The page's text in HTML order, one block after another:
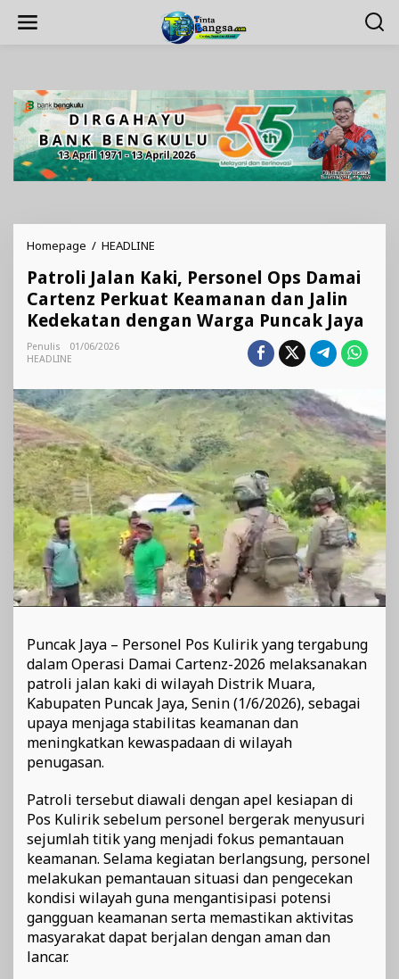
Homepage / HEADLINE
Kaki,
Personel
Ops
Damai
dan
Jalin
Kedekatan
dengan
Warga
Puncak
Jaya
Patroli Jalan Kaki, Personel Ops Damai
Cartenz Perkuat Keamanan dan Jalin
Kedekatan dengan Warga Puncak Jaya
Penulis
01/06/2026
HEADLINE
Puncak Jaya – Personel Pos Kulirik yang tergabung
dalam Operasi Damai Cartenz-2026 melaksanakan
patroli jalan kaki di wilayah Distrik Muara,
Kabupaten Puncak Jaya, Senin (1/6/2026), sebagai
upaya menjaga stabilitas keamanan dan
meningkatkan kewaspadaan di wilayah
penugasan.
Patroli tersebut diawali dengan apel kesiapan di
Pos Kulirik sebelum personel bergerak menyusuri
sejumlah titik yang menjadi fokus pemantauan
keamanan. Selama kegiatan berlangsung, personel
melakukan pemantauan situasi dan pengecekan
kondisi wilayah guna mengantisipasi potensi
gangguan keamanan serta memastikan aktivitas
masyarakat dapat berjalan dengan aman dan
lancar.